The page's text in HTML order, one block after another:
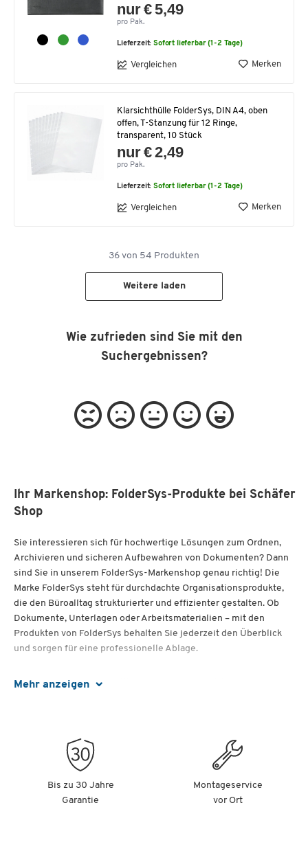
nur € 5,49
pro Pak.
Lieferzeit:Sofort lieferbar (1-2 Tage)
Vergleichen Merken
Klarsichthülle FolderSys, DIN A4, oben
offen, T-Stanzung für 12 Ringe,
transparent, 10 Stück
nur € 2,49
pro Pak.
Lieferzeit:Sofort lieferbar (1-2 Tage)
Vergleichen Merken
36 von 54 Produkten
Weitere laden
Wie zufrieden sind Sie mit den
Suchergebnissen?
Mehr anzeigen
Ihr Markenshop: FolderSys-Produkte bei Schäfer
Shop
Sie interessieren sich für hochwertige Lösungen zum Ordnen,
Archivieren und sicheren Aufbewahren von Dokumenten? Dann
sind Sie in unserem FolderSys-Markenshop genau richtig! Die
Marke FolderSys steht für durchdachte Organisationsprodukte,
die den Büroalltag strukturierter und effizienter gestalten. Ob
Dokumente, Unterlagen oder Arbeitsmaterialien – mit den
Produkten von FolderSys behalten Sie jederzeit den Überblick
und sorgen für eine professionelle Ablage.
Clevere Ordnungslösungen von FolderSys
Langlebigkeit und eine einfache Handhabung im Mittelpunkt.
Viele Produkte bestehen aus robusten, teilweise PVC-freien
Homeoffice oder unterwegs konzipiert. So lassen sich Unterlagen
Bis zu 30 Jahre
Garantie
Montageservice
vor Ort